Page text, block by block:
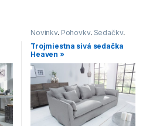
Novinky, Pohovky, Sedačky,
Sedenie
Trojmiestna sivá sedačka
Heaven »